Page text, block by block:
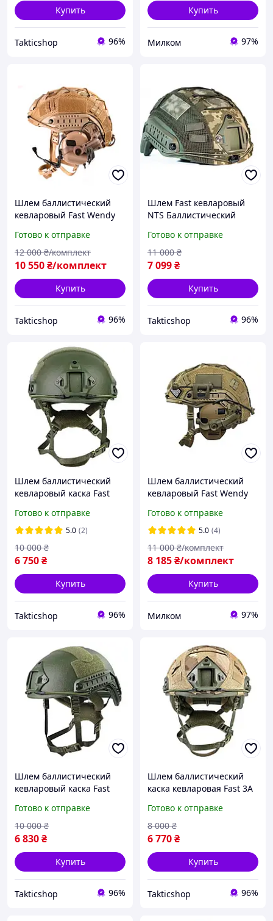
Купить
Takticshop 96%
Купить
Милком 97%
Шлем баллистический
кевларовый Fast Wendy
plus койот олива
Готово к отправке
10 550₴/комплект
12 000 ₴/комплект
Купить
Takticshop 96%
Шлем Fast кевларовый
NTS Баллистический
койот олива XL L M S
Готово к отправке
7 099₴
11 000 ₴
Купить
Takticshop 96%
Шлем баллистический
кевларовый каска Fast
койот
Готово к отправке
5.0 (2)
6 750₴
10 000 ₴
Купить
Takticshop 96%
Шлем баллистический
кевларовый Fast Wendy
крепление чебурашка M
L XL койот
Готово к отправке
5.0 (4)
8 185₴/комплект
11 000 ₴/комплект
Купить
Милком 97%
Шлем баллистический
кевларовый каска Fast
койот М L ХЛ
Готово к отправке
6 830₴
10 000 ₴
Купить
Takticshop 96%
Шлем баллистический
каска кевларовая Fast 3A
мультикам
Готово к отправке
6 770₴
8 000 ₴
Купить
Takticshop 96%